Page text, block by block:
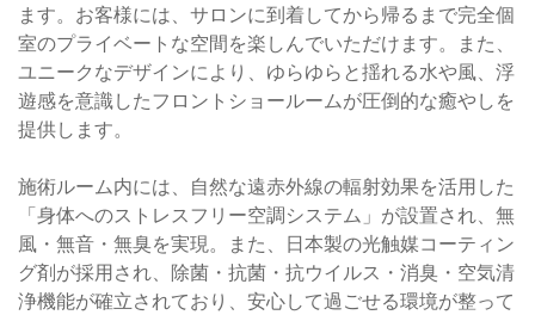
ます。お客様には、サロンに到着してから帰るまで完全個
室のプライベートな空間を楽しんでいただけます。また、
ユニークなデザインにより、ゆらゆらと揺れる水や風、浮
遊感を意識したフロントショールームが圧倒的な癒やしを
提供します。
施術ルーム内には、自然な遠赤外線の輻射効果を活用した
「身体へのストレスフリー空調システム」が設置され、無
風・無音・無臭を実現。また、日本製の光触媒コーティン
グ剤が採用され、除菌・抗菌・抗ウイルス・消臭・空気清
浄機能が確立されており、安心して過ごせる環境が整って